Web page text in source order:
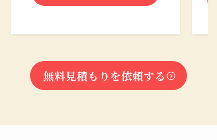
無料見積もりを依頼する